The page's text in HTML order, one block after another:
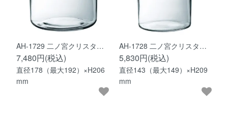
AH-1729 二ノ宮クリスタ…
7,480円(税込)
直径178（最大192）×H206
mm
AH-1728 二ノ宮クリスタ…
5,830円(税込)
直径143（最大149）×H209
mm